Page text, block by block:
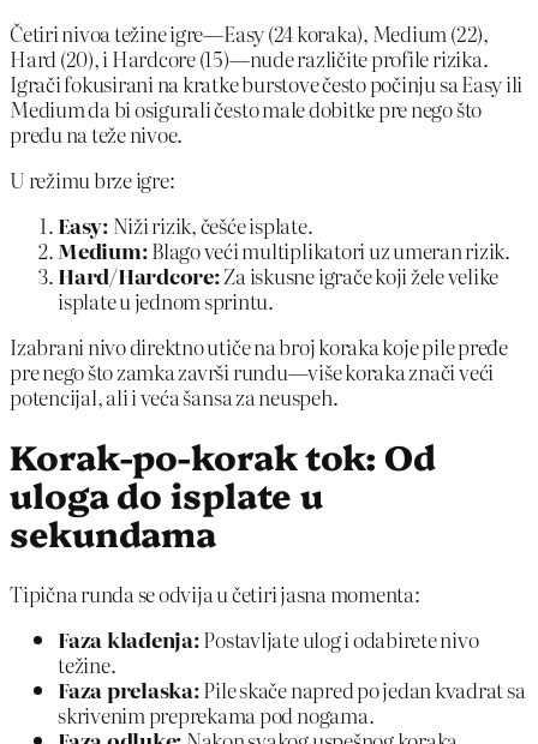
Četiri nivoa težine igre—Easy (24 koraka), Medium (22),
Hard (20), i Hardcore (15)—nude različite profile rizika.
Igrači fokusirani na kratke burstove često počinju sa Easy ili
Medium da bi osigurali često male dobitke pre nego što
pređu na teže nivoe.
U režimu brze igre:
Easy: Niži rizik, češće isplate.
Medium:Blago veći multiplikatori uz umeran rizik.
Hard/Hardcore:Za iskusne igrače koji žele velike
isplate u jednom sprintu.
Izabrani nivo direktno utiče na broj koraka koje pile pređe
pre nego što zamka završi rundu—više koraka znači veći
potencijal, ali i veća šansa za neuspeh.
Korak-po-korak tok: Od
uloga do isplate u
sekundama
Tipična runda se odvija u četiri jasna momenta:
Faza klađenja:Postavljate ulog i odabirete nivo
težine.
Faza prelaska:Pile skače napred po jedan kvadrat sa
skrivenim preprekama pod nogama.